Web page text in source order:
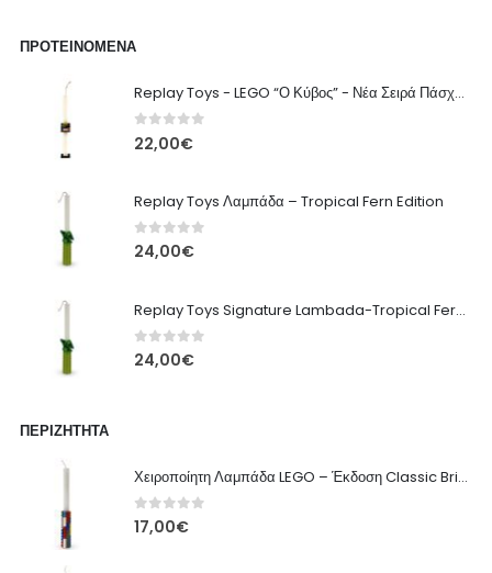
ΠΡΟΤΕΙΝΌΜΕΝΑ
Replay Toys - LEGO “Ο Κύβος” - Νέα Σειρά Πάσχα 2026 Λαμπάδα
0out of 5
22,00€
Replay Toys Λαμπάδα – Tropical Fern Edition
0 out of 5
24,00€
Replay Toys Signature Lambada-Tropical Fern edition 2026
0 out of 5
24,00€
ΠΕΡΙΖΉΤΗΤΑ
Χειροποίητη Λαμπάδα LEGO – Έκδοση Classic Brick
0out of 5
17,00€